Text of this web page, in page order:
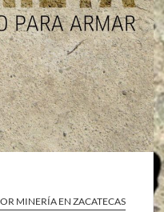
MINERÍA EN ZACATECAS